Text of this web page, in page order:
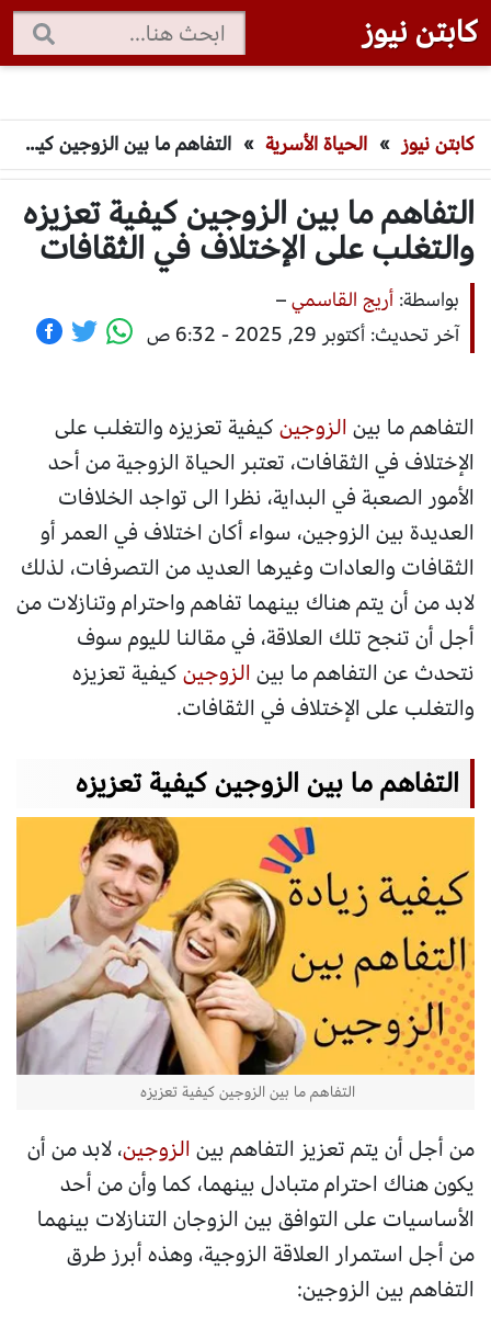
كابتن نيوز
كابتن نيوز » الحياة الأسرية » التفاهم ما بين الزوجين كيفية تعزيزه والتغلب على الإختلاف في الثقافات
التفاهم ما بين الزوجين كيفية تعزيزه
والتغلب على الإختلاف في الثقافات
بواسطة: أريج القاسمي–
آخر تحديث: أكتوبر 29, 2025 - 6:32 ص
التفاهم ما بينالزوجينكيفية تعزيزه والتغلب على
الإختلاف في الثقافات، تعتبر الحياة الزوجية من أحد
الأمور الصعبة في البداية، نظرا الى تواجد الخلافات
العديدة بين الزوجين، سواء أكان اختلاف في العمر أو
الثقافات والعادات وغيرها العديد من التصرفات، لذلك
لابد من أن يتم هناك بينهما تفاهم واحترام وتنازلات من
أجل أن تنجح تلك العلاقة، في مقالنا لليوم سوف
نتحدث عن التفاهم ما بينالزوجينكيفية تعزيزه
والتغلب على الإختلاف في الثقافات.
التفاهم ما بين الزوجين كيفية تعزيزه
التفاهم ما بين الزوجين كيفية تعزيزه
من أجل أن يتم تعزيز التفاهم بينالزوجين، لابد من أن
يكون هناك احترام متبادل بينهما، كما وأن من أحد
الأساسيات على التوافق بين الزوجان التنازلات بينهما
من أجل استمرار العلاقة الزوجية، وهذه أبرز طرق
التفاهم بين الزوجين: